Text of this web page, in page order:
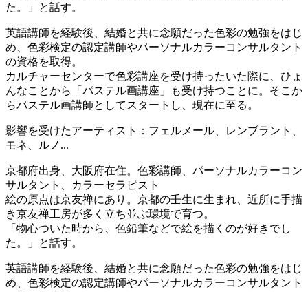
た。」と話す。
英語講師を経験後、結婚と共に念願だった色彩の勉強をはじ
め、色彩検定の認定講師やパーソナルカラーコンサルタント
の資格を取得。
カルチャーセンターで色彩講座を受け持ったいた際に、ひょ
んなことから「パステル画講座」も受け持つことに。そこか
らパステル画講師としてスタートし、現在に至る。
影響を受けたアーティスト：フェルメール、レンブラント、
モネ、ルノ...
京都府出身、大阪府在住。色彩講師、パーソナルカラーコン
サルタント、カラーセラピスト
絵の原点は京友禅にあり。京都の壬生に生まれ、近所に手描
き京友禅工房が多く立ち並ぶ環境で育つ。
「物心ついた時から、色鉛筆などで絵を描くのが好きでし
た。」と話す。
英語講師を経験後、結婚と共に念願だった色彩の勉強をはじ
め、色彩検定の認定講師やパーソナルカラーコンサルタント